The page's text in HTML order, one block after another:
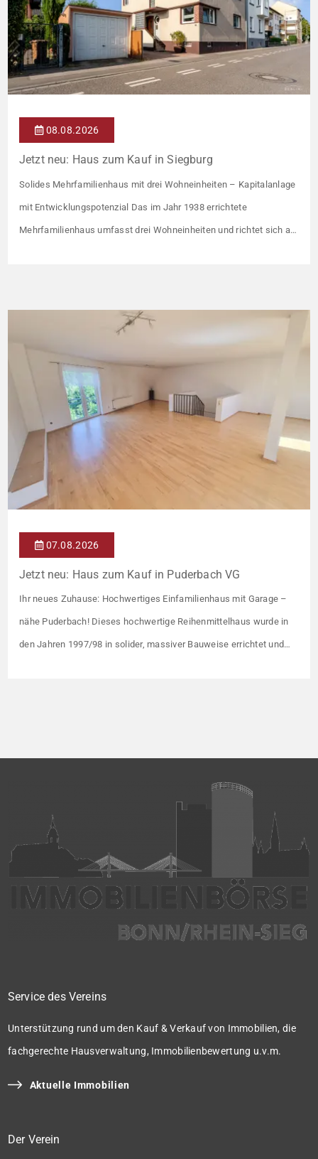
08.08.2026
Jetzt neu: Haus zum Kauf in Siegburg
Solides Mehrfamilienhaus mit drei Wohneinheiten – Kapitalanlage
mit Entwicklungspotenzial Das im Jahr 1938 errichtete
Mehrfamilienhaus umfasst drei Wohneinheiten und richtet sich an
Damit liegt das Mietniveau deutlich unter dem ortsüblichen
07.08.2026
Jetzt neu: Haus zum Kauf in Puderbach VG
Ihr neues Zuhause: Hochwertiges Einfamilienhaus mit Garage –
nähe Puderbach! Dieses hochwertige Reihenmittelhaus wurde in
den Jahren 1997/98 in solider, massiver Bauweise errichtet und
Der Verein
Service des Vereins
Unterstützung rund um den Kauf & Verkauf von Immobilien, die
fachgerechte Hausverwaltung, Immobilienbewertung u.v.m.
Aktuelle Immobilien